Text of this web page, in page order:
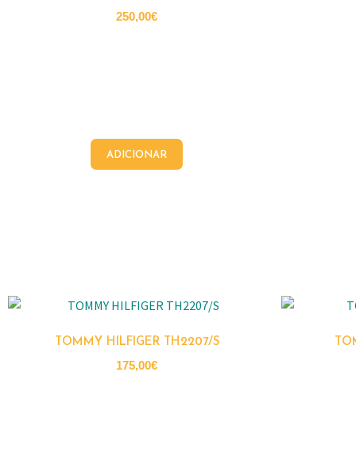
250,00€
ADICIONAR
TOMMY HILFIGER TH2207/S
175,00€